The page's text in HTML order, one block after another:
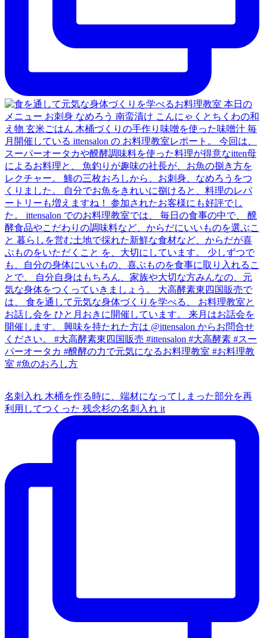
名刺入れ 木桶を作る時に、端材になってしまった部分を再
利用してつくった 残念杉の名刺入れ it